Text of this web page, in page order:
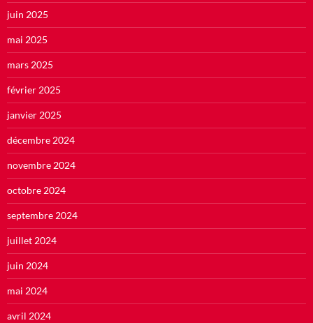
juin 2025
mai 2025
mars 2025
février 2025
janvier 2025
décembre 2024
novembre 2024
octobre 2024
septembre 2024
juillet 2024
juin 2024
mai 2024
avril 2024